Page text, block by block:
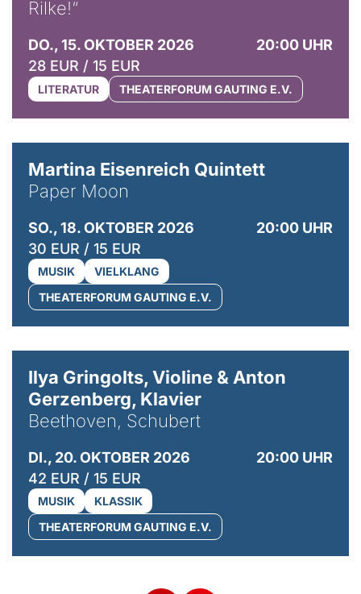
Rilke!“
DO., 15. OKTOBER 2026
20:00 UHR
28 EUR / 15 EUR
LITERATUR THEATERFORUM GAUTING E.V.
Martina Eisenreich Quintett
Paper Moon
SO., 18. OKTOBER 2026
20:00 UHR
30 EUR / 15 EUR
MUSIK
VIELKLANG
THEATERFORUM GAUTING E.V.
Ilya Gringolts, Violine & Anton
Gerzenberg, Klavier
Beethoven, Schubert
DI., 20. OKTOBER 2026
20:00 UHR
42 EUR / 15 EUR
MUSIK
KLASSIK
THEATERFORUM GAUTING E.V.